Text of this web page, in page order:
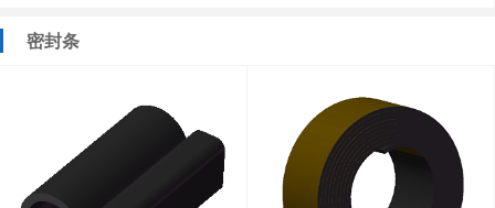
密封条